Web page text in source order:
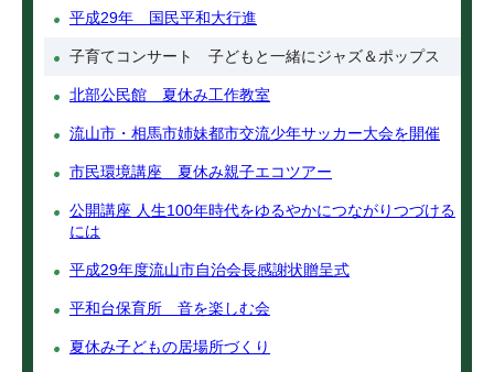
平成29年 国民平和大行進
子育てコンサート 子どもと一緒にジャズ＆ポップス
北部公民館 夏休み工作教室
流山市・相馬市姉妹都市交流少年サッカー大会を開催
市民環境講座 夏休み親子エコツアー
公開講座 人生100年時代をゆるやかにつながりつづける
には
平成29年度流山市自治会長感謝状贈呈式
平和台保育所 音を楽しむ会
夏休み子どもの居場所づくり